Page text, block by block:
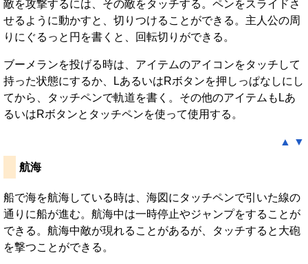
敵を攻撃するには、その敵をタッチする。ペンをスライドさ
せるように動かすと、切りつけることができる。主人公の周
りにぐるっと円を書くと、回転切りができる。
ブーメランを投げる時は、アイテムのアイコンをタッチして
持った状態にするか、LあるいはRボタンを押しっぱなしにし
てから、タッチペンで軌道を書く。その他のアイテムもLあ
るいはRボタンとタッチペンを使って使用する。
▲ ▼
航海
船で海を航海している時は、海図にタッチペンで引いた線の
通りに船が進む。航海中は一時停止やジャンプをすることが
できる。航海中敵が現れることがあるが、タッチすると大砲
を撃つことができる。